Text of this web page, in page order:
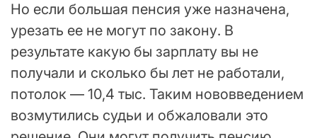
Но если большая пенсия уже назначена,
урезать ее не могут по закону. В
результате какую бы зарплату вы не
получали и сколько бы лет не работали,
потолок — 10,4 тыс. Таким нововведением
возмутились судьи и обжаловали это